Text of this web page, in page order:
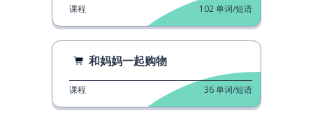
课程 102单词/短语
和妈妈一起购物
课程 36单词/短语